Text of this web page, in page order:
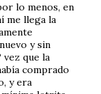
lo menos, en
me llega la
y sin
vez que la
comprado
y era